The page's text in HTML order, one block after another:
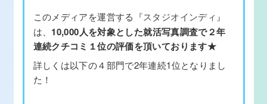
このメディアを運営する 『スタジオインディ』
は、 10,000人を対象とした就活写真調査で２年
連続クチコミ１位の評価を頂いております★
詳しくは以下の４部門で2年連続1位となりまし
た！